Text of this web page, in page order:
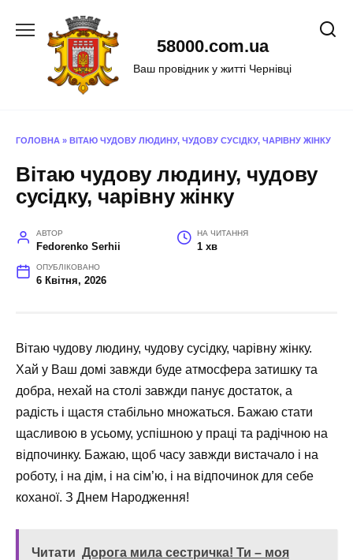
58000.com.ua
Ваш провідник у житті Чернівці
ГОЛОВНА » ВІТАЮ ЧУДОВУ ЛЮДИНУ, ЧУДОВУ СУСІДКУ, ЧАРІВНУ ЖІНКУ
Вітаю чудову людину, чудову
сусідку, чарівну жінку
АВТОР
Fedorenko Serhii
НА ЧИТАННЯ
1 хв
ОПУБЛІКОВАНО
6 Квітня, 2026
Вітаю чудову людину, чудову сусідку, чарівну жінку.
Хай у Ваш домі завжди буде атмосфера затишку та
добра, нехай на столі завжди панує достаток, а
радість і щастя стабільно множаться. Бажаю стати
щасливою в усьому, успішною у праці та радічною на
відпочинку. Бажаю, щоб часу завжди вистачало і на
роботу, і на дім, і на сім’ю, і на відпочинок для себе
коханої. З Днем Народження!
Читати Дорога мила сестричка! Ти – моя